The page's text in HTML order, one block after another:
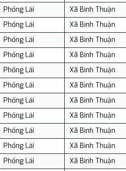
Phổng Lái Xã Bình Thuận
Phổng Lái Xã Bình Thuận
Phổng Lái Xã Bình Thuận
Phổng Lái Xã Bình Thuận
Phổng Lái Xã Bình Thuận
Phổng Lái Xã Bình Thuận
Phổng Lái Xã Bình Thuận
Phổng Lái Xã Bình Thuận
Phổng Lái Xã Bình Thuận
Phổng Lái Xã Bình Thuận
Phổng Lái Xã Bình Thuận